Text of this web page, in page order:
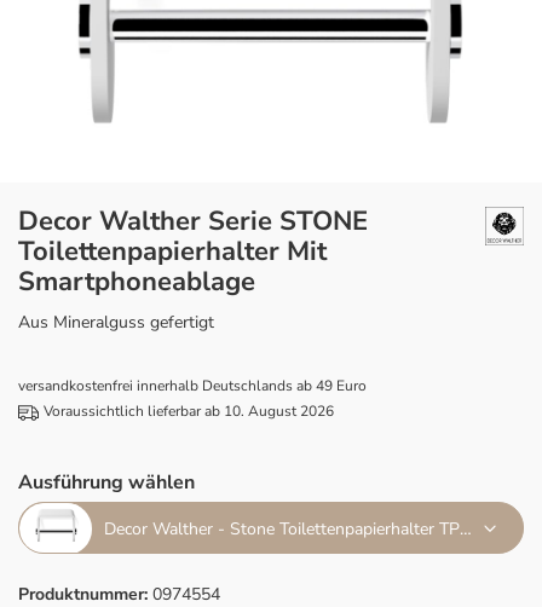
Decor Walther Serie STONE
Toilettenpapierhalter Mit
Smartphoneablage
Aus Mineralguss gefertigt
versandkostenfrei innerhalb Deutschlands ab 49 Euro
Voraussichtlich lieferbar ab 10. August 2026
Ausführung wählen
Decor Walther - Stone Toilettenpapierhalter TPH4 weiß chrom
Produktnummer: 0974554